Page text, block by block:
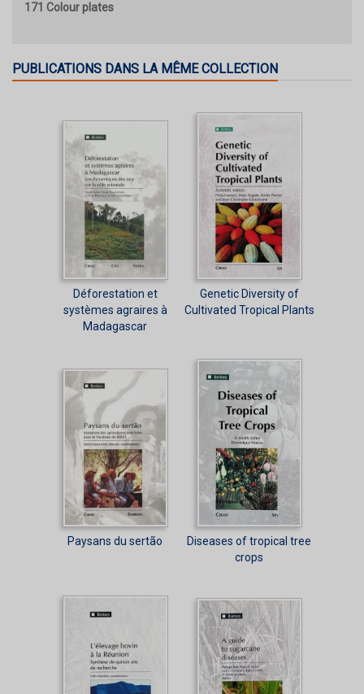
171 Colour plates
PUBLICATIONS DANS LA MÊME COLLECTION
Déforestation et
systèmes agraires à
Madagascar
Genetic Diversity of
Cultivated Tropical Plants
Paysans du sertão
Diseases of tropical tree
crops